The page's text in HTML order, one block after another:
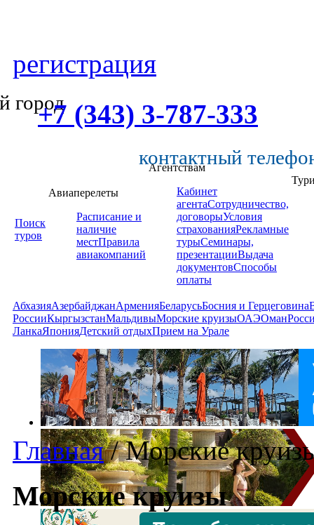
регистрация
город
+7 (343) 3-787-333
контактный
Поиск
туров
Авиаперелеты
Расписание и
наличие
местПравила
авиакомпаний
Агентствам
Кабинет
агентаСотрудничество,
договорыУсловия
страхованияРекламные
турыСеминары,
презентацииВыдача
документовСпособы
оплаты
АбхазияАзербайджанАрменияБеларусьБосния и Герцеговина
РоссииКыргызстанМальдивыМорские круизыОАЭОман
ЛанкаЯпонияДетский отдыхПрием на Урале
Главная /Морские
Морские круизы